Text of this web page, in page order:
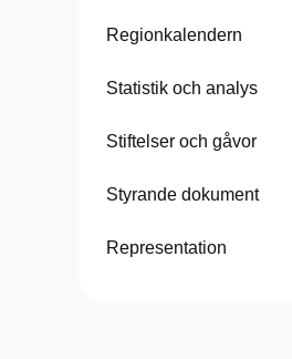
Regionkalendern
Statistik och analys
Stiftelser och gåvor
Styrande dokument
Representation